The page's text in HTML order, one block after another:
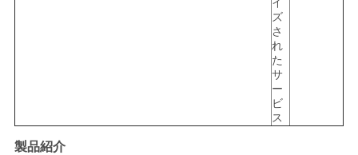
イ
ズ
さ
れ
た
サ
ー
ビ
ス
製品紹介